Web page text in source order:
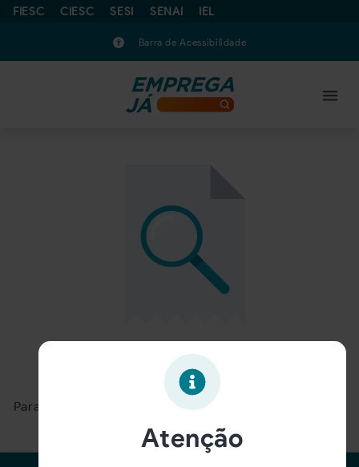
FIESC CIESC SESI SENAI IEL
Barra de Acessibilidade
Oportunidade expirada!
Para ver mais, acesse a páginaBuscar Oportunidades.
Atenção